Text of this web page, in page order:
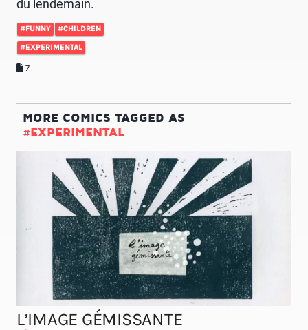
du lendemain.
#FUNNY #CHILDREN
#EXPERIMENTAL
7
MORE COMICS TAGGED AS
#EXPERIMENTAL
L’IMAGE GÉMISSANTE